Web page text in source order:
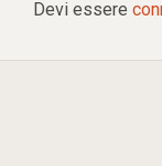
Devi essere